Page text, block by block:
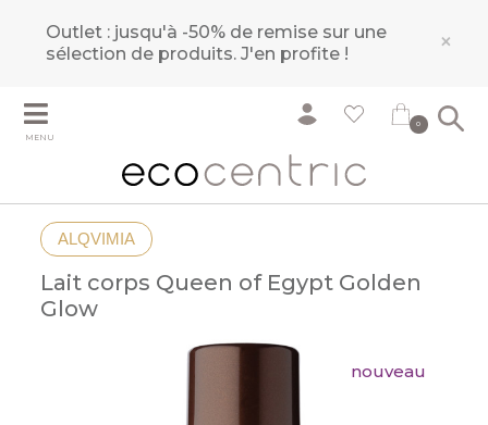
Outlet : jusqu'à -50% de remise sur une
sélection de produits.J'en profite ! ×
MENU
0
ALQVIMIA
Lait corps Queen of Egypt Golden
Glow
nouveau